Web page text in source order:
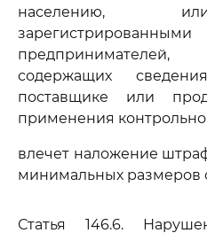
населению,
содержащих
поставщике или
применения
влечет наложение
минимальных размеров
Статья 146.6.